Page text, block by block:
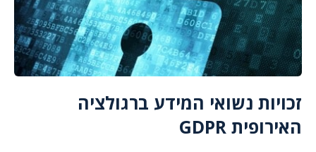
זכויות נשואי המידע ברגולציה
האירופית GDPR